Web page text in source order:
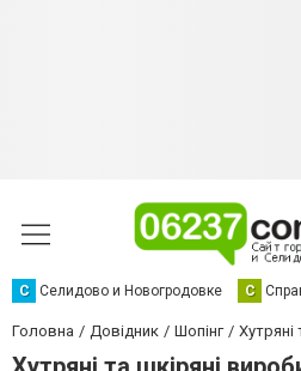
С Селидово и Новогродовке С
Головна Довідник Шопінг Хутряні